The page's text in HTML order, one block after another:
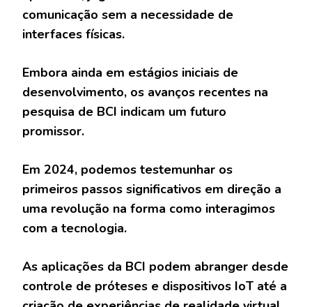
comunicação sem a necessidade de
interfaces físicas.
Embora ainda em estágios iniciais de
desenvolvimento, os avanços recentes na
pesquisa de BCI indicam um futuro
promissor.
Em 2024, podemos testemunhar os
primeiros passos significativos em direção a
uma revolução na forma como interagimos
com a tecnologia.
As aplicações da BCI podem abranger desde
controle de próteses e dispositivos IoT até a